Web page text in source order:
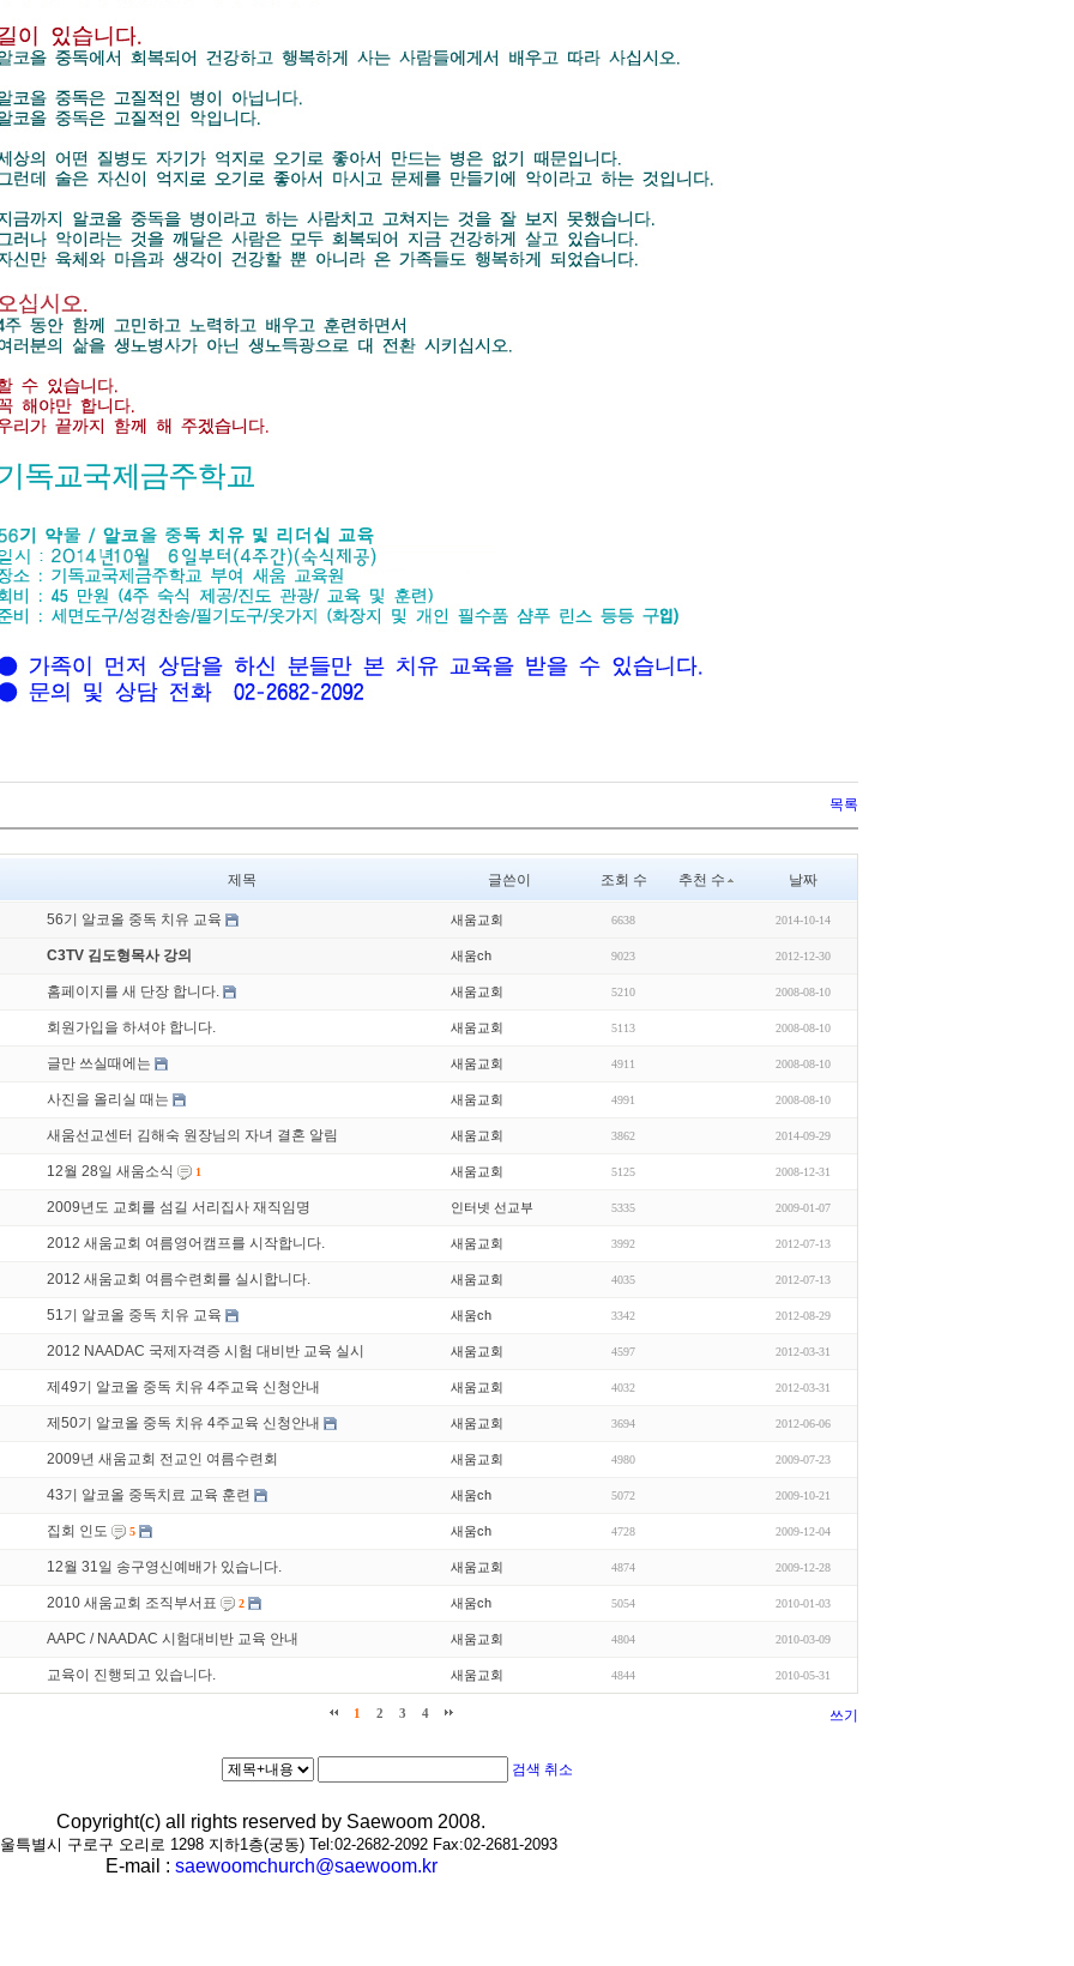
목록
제목 글쓴이 조회 수 추천 수 날짜
56기 알코올 중독 치유 교육 새움교회 6638 2014-10-14
C3TV 김도형목사 강의 새움ch 9023 2012-12-30
홈페이지를 새 단장 합니다. 새움교회 5210 2008-08-10
회원가입을 하셔야 합니다. 새움교회 5113 2008-08-10
글만 쓰실때에는 새움교회 4911 2008-08-10
사진을 올리실 때는 새움교회 4991 2008-08-10
새움선교센터 김해숙 원장님의 자녀 결혼 알림 새움교회 3862 2014-09-29
12월 28일 새움소식 1 새움교회 5125 2008-12-31
2009년도 교회를 섬길 서리집사 재직임명 인터넷 선교부 5335 2009-01-07
2012 새움교회 여름영어캠프를 시작합니다. 새움교회 3992 2012-07-13
2012 새움교회 여름수련회를 실시합니다. 새움교회 4035 2012-07-13
51기 알코올 중독 치유 교육 새움ch 3342 2012-08-29
2012 NAADAC 국제자격증 시험 대비반 교육 실시 새움교회 4597 2012-03-31
제49기 알코올 중독 치유 4주교육 신청안내 새움교회 4032 2012-03-31
제50기 알코올 중독 치유 4주교육 신청안내 새움교회 3694 2012-06-06
2009년 새움교회 전교인 여름수련회 새움교회 4980 2009-07-23
43기 알코올 중독치료 교육 훈련 새움ch 5072 2009-10-21
집회 인도 5 새움ch 4728 2009-12-04
12월 31일 송구영신예배가 있습니다. 새움교회 4874 2009-12-28
2010 새움교회 조직부서표 2 새움ch 5054 2010-01-03
AAPC / NAADAC 시험대비반 교육 안내 새움교회 4804 2010-03-09
교육이 진행되고 있습니다. 새움교회 4844 2010-05-31
쓰기
1 2 3 4
검색 취소
Copyright(c) all rights reserved by Saewoom 2008.
특별시 구로구 오리로 1298 지하1층(궁동) Tel:02-2682-2092 Fax:02-2681-2093
E-mail : saewoomchurch@saewoom.kr